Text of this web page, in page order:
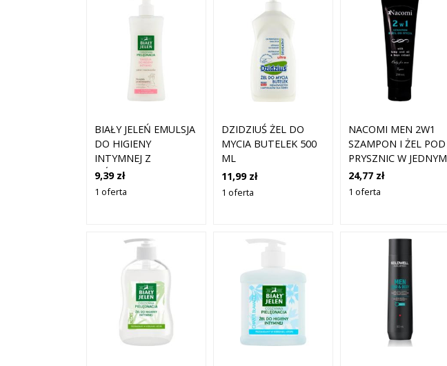
BIAŁY JELEŃ EMULSJA
DO HIGIENY
INTYMNEJ Z
JAŚMINEM I
MACIERZANKĄ 265
9,39 zł
1 oferta
DZIDZIUŚ ŻEL DO
MYCIA BUTELEK 500
ML
11,99 zł
1 oferta
NACOMI MEN 2W1
SZAMPON I ŻEL POD
PRYSZNIC W JEDNYM
250 ML
24,77 zł
1 oferta